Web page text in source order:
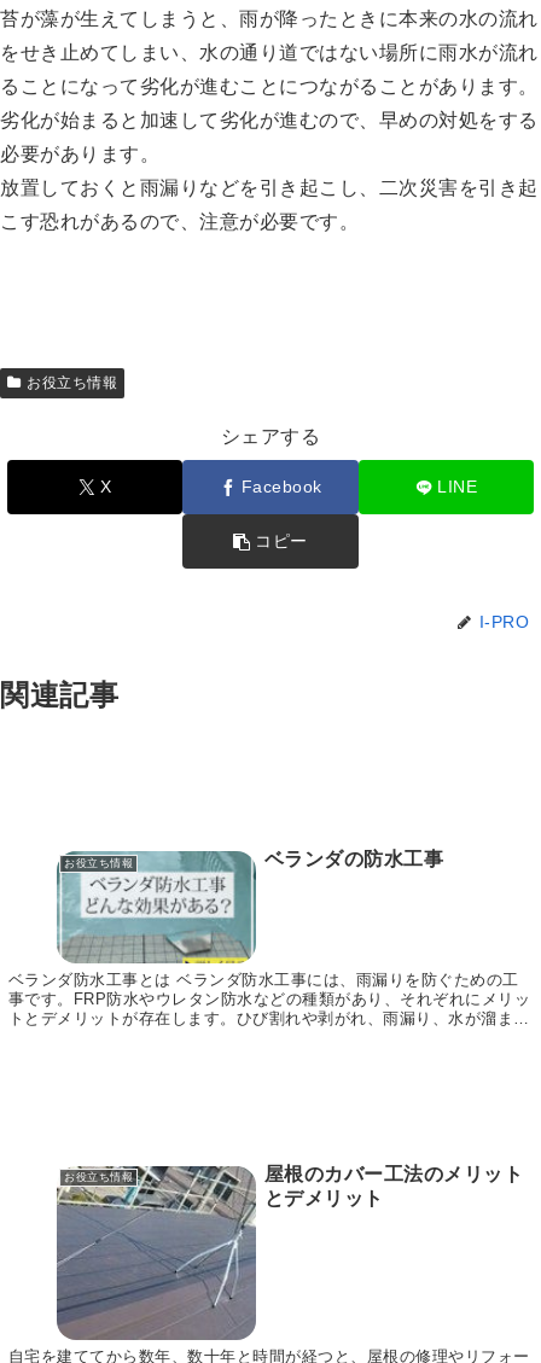
苔が藻が生えてしまうと、雨が降ったときに本来の水の流れ
をせき止めてしまい、水の通り道ではない場所に雨水が流れ
ることになって劣化が進むことにつながることがあります。
劣化が始まると加速して劣化が進むので、早めの対処をする
必要があります。
放置しておくと雨漏りなどを引き起こし、二次災害を引き起
こす恐れがあるので、注意が必要です。
お役立ち情報
シェアする
X Facebook LINE
コピー
I-PRO
関連記事
お役立ち情報 ベランダの防水工事
ベランダ防水工事とは ベランダ防水工事には、雨漏りを防ぐための工
事です。FRP防水やウレタン防水などの種類があり、それぞれにメリッ
トとデメリットが存在します。ひび割れや剥がれ、雨漏り、水が溜まっ
お役立ち情報
屋根のカバー工法のメリット
とデメリット
自宅を建ててから数年、数十年と時間が経つと、屋根の修理やリフォー